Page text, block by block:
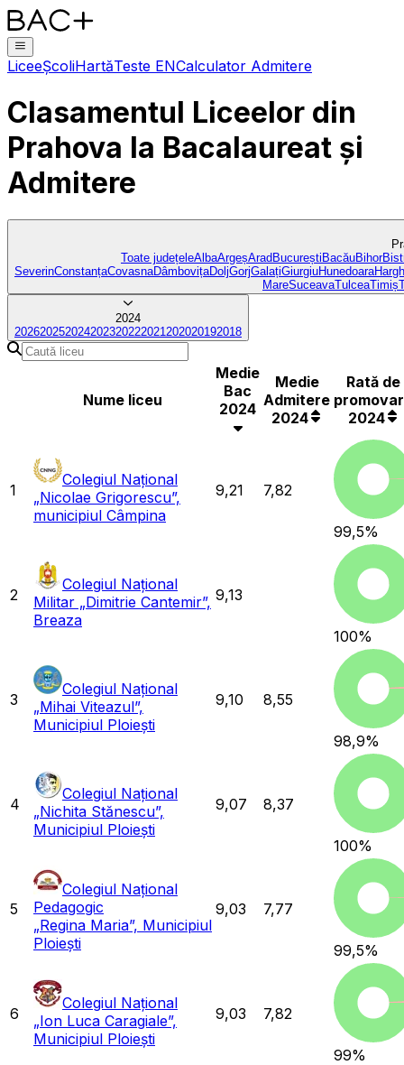
LiceeȘcoliHartăTeste ENCalculator Admitere
Clasamentul Liceelor din
Prahova la Bacalaureat și
Admitere
Toate județeleAlbaArgeșAradBucureștiBacăuBihor
SeverinConstanțaCovasnaDâmbovițaDoljGorjGalațiGiurgiuHunedoara
MareSuceavaTulceaTimiș
2024
202620252024202320222021 202020192018
Nume liceu
Medie
Bac
2024
Medie
Admitere
2024
Rată de
2024
1
Colegiul Național
„Nicolae Grigorescu”,
municipiul Câmpina
9,21 7,82
99,5%
2
Colegiul Național
Militar „Dimitrie Cantemir”,
Breaza
9,13
100%
3
Colegiul Național
„Mihai Viteazul”,
Municipiul Ploiești
9,10 8,55
98,9%
4
Colegiul Național
„Nichita Stănescu”,
Municipiul Ploiești
9,07 8,37
100%
5
Colegiul Național
Pedagogic
„Regina Maria”, Municipiul
Ploiești
9,03 7,77
99,5%
6
Colegiul Național
„Ion Luca Caragiale”,
Municipiul Ploiești
9,03 7,82
99%